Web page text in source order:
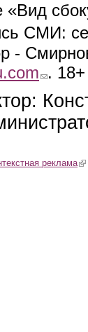
«Вид
СМИ:
-
(link sends e-
. 18+
реклама